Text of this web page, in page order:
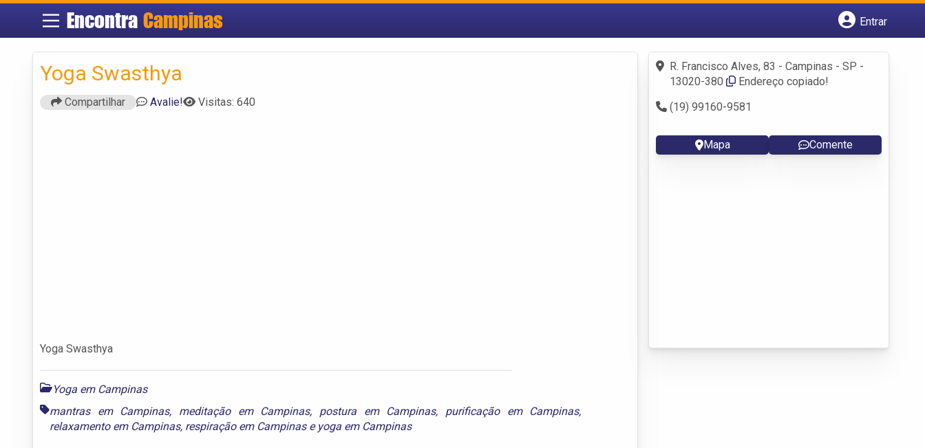
EncontraCampinas
Entrar
Fazer login
Criar conta
Yoga Swasthya
Compartilhar Avalie! Visitas: 640
Yoga Swasthya
Yoga em Campinas
mantras em Campinas, meditação em Campinas, postura em Campinas, purificação em Campinas,
relaxamento em Campinas, respiração em Campinase yoga em Campinas
R. Francisco Alves, 83 - Campinas - SP -
13020-380
Endereço copiado!
(19) 99160-9581
Mapa Comente